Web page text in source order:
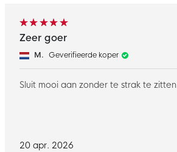
20 apr. 2026
Zeer goer
M. Geverifieerde koper
Sluit mooi aan zonder te strak te zitten